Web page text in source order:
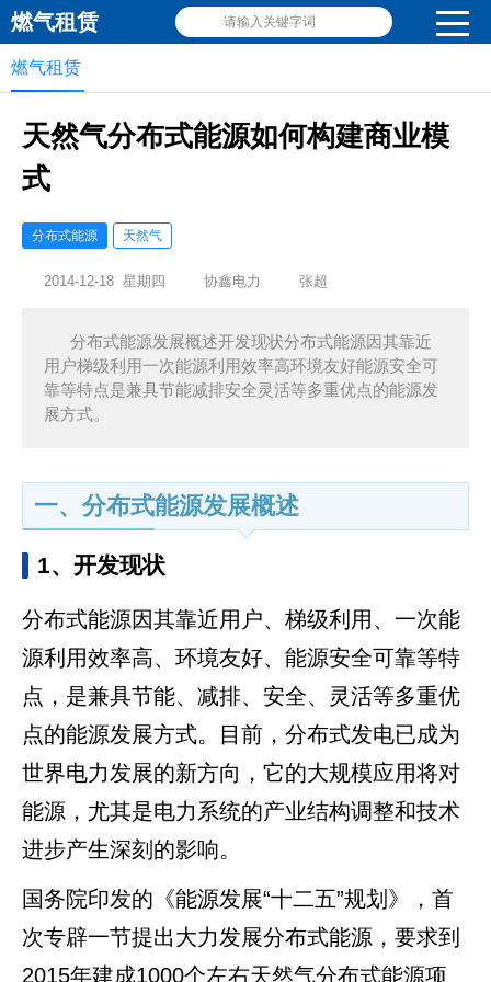
燃气租赁 请输入关键字词
燃气租赁
天然气分布式能源如何构建商业模
式
分布式能源 天然气
2014-12-18 星期四 协鑫电力 张超
分布式能源发展概述开发现状分布式能源因其靠近
用户梯级利用一次能源利用效率高环境友好能源安全可
靠等特点是兼具节能减排安全灵活等多重优点的能源发
展方式。
一、分布式能源发展概述
1、开发现状
分布式能源因其靠近用户、梯级利用、一次能
源利用效率高、环境友好、能源安全可靠等特
点，是兼具节能、减排、安全、灵活等多重优
点的能源发展方式。目前，分布式发电已成为
世界电力发展的新方向，它的大规模应用将对
能源，尤其是电力系统的产业结构调整和技术
进步产生深刻的影响。
国务院印发的《能源发展“十二五”规划》，首
次专辟一节提出大力发展分布式能源，要求到
2015年建成1000个左右天然气分布式能源项